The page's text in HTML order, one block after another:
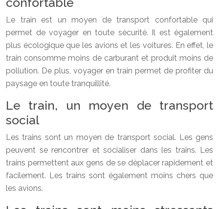
Le train est un moyen de transport confortable qui
permet de voyager en toute sécurité. Il est également
plus écologique que les avions et les voitures. En effet, le
train consomme moins de carburant et produit moins de
pollution. De plus, voyager en train permet de profiter du
paysage en toute tranquillité.
Le train, un moyen de transport
social
Les trains sont un moyen de transport social. Les gens
peuvent se rencontrer et socialiser dans les trains. Les
trains permettent aux gens de se déplacer rapidement et
facilement. Les trains sont également moins chers que
les avions.